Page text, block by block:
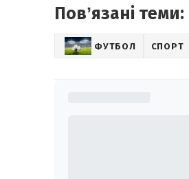
Повʼязані теми:
ФУТБОЛ СПОРТ